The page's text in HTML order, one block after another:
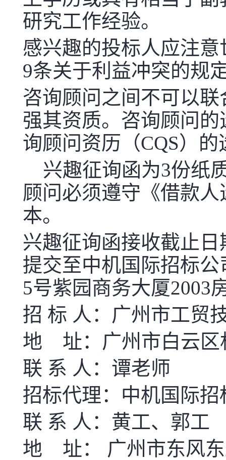
研究工作经验。
感兴趣的投标人应注
9条关于利益冲突的规
咨询顾问之间不可以联
强其资质。咨询顾问
询顾问资历（CQS）
兴趣征询函为3份纸
顾问必须遵守《借款
本。
兴趣征询函接收截止
提交至中机国际招标
5号紫园商务大厦2003
招 标 人： 广州市工贸
地 址：广州市白云区
联 系 人：谭老师
招标代理：中机国际招
联 系 人：黄工、郭工
地 址： 广州市东风东